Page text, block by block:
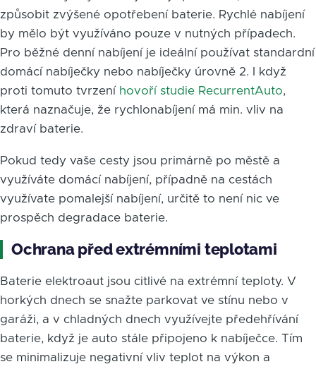
způsobit zvýšené opotřebení baterie. Rychlé nabíjení
by mělo být využíváno pouze v nutných případech.
Pro běžné denní nabíjení je ideální používat standardní
domácí nabíječky nebo nabíječky úrovně 2. I když
proti tomuto tvrzení hovoří studie RecurrentAuto,
která naznačuje, že rychlonabíjení má min. vliv na
zdraví baterie.
Pokud tedy vaše cesty jsou primárně po městě a
využíváte domácí nabíjení, případně na cestách
využívate pomalejší nabíjení, určitě to není nic ve
prospěch degradace baterie.
Ochrana před extrémními teplotami
Baterie elektroaut jsou citlivé na extrémní teploty. V
horkých dnech se snažte parkovat ve stínu nebo v
garáži, a v chladných dnech využívejte předehřívání
baterie, když je auto stále připojeno k nabíječce. Tím
se minimalizuje negativní vliv teplot na výkon a